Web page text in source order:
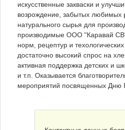
искусственные закваски и
возрождение, забытых любимых
натурального сырья для
производимые ООО "Каравай
норм, рецептур и
достаточно высокий спрос на
активная поддержка детских и
и т.п. Оказывается
мероприятий посвященных Дню